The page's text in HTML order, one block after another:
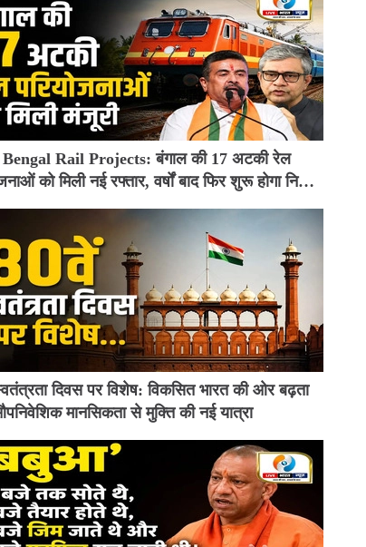
Bengal Rail Projects: बंगाल की 17 अटकी रेल
को मिली नई रफ्तार, वर्षों बाद फिर शुरू होगा निर्माण
दिवस पर विशेष: विकसित भारत की ओर बढ़ता
मानसिकता से मुक्ति की नई यात्रा